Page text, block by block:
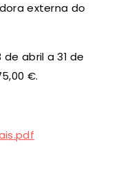
externa do
abril a 31 de
€.